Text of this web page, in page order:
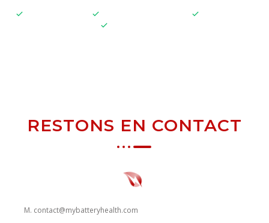
RESTONS EN CONTACT
M. contact@mybatteryhealth.com